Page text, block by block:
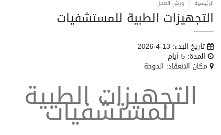
الرئيسية ورش العمل
التجهيزات الطبية للمستشفيات
تاريخ البدء: 13-4-2026
المدة: 5 أيام
مكان الانعقاد: الدوحة
التجهيزات الطبية
للمستشفيات